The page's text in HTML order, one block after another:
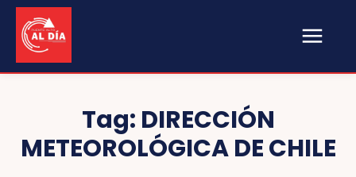
Tag: DIRECCIÓN
METEOROLÓGICA DE CHILE